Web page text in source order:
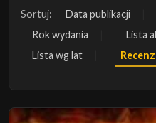
Sortuj: Data publikacji
Rok wydania
Lista
Lista wg lat